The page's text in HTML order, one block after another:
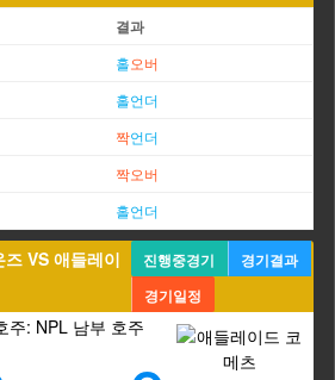
결과
홀오버
홀언더
짝언더
짝오버
홀언더
VS 애들레이
진행중경기
경기결과
경기일정
주: NPL 남부 호주